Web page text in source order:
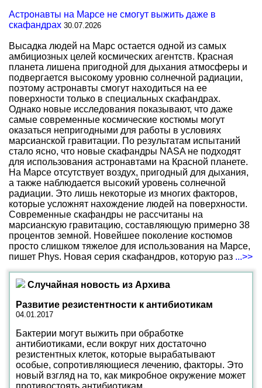
Астронавты на Марсе не смогут выжить даже в
скафандрах 30.07.2026
Высадка людей на Марс остается одной из самых
амбициозных целей космических агентств. Красная
планета лишена пригодной для дыхания атмосферы и
подвергается высокому уровню солнечной радиации,
поэтому астронавты смогут находиться на ее
поверхности только в специальных скафандрах.
Однако новые исследования показывают, что даже
самые современные космические костюмы могут
оказаться непригодными для работы в условиях
марсианской гравитации. По результатам испытаний
стало ясно, что новые скафандры NASA не подходят
для использования астронавтами на Красной планете.
На Марсе отсутствует воздух, пригодный для дыхания,
а также наблюдается высокий уровень солнечной
радиации. Это лишь некоторые из многих факторов,
которые усложнят нахождение людей на поверхности.
Современные скафандры не рассчитаны на
марсианскую гравитацию, составляющую примерно 38
процентов земной. Новейшее поколение костюмов
просто слишком тяжелое для использования на Марсе,
пишет Phys. Новая серия скафандров, которую раз ...>>
Случайная новость из Архива
Развитие резистентности к антибиотикам
04.01.2017
Бактерии могут выжить при обработке
антибиотиками, если вокруг них достаточно
резистентных клеток, которые вырабатывают
особые, сопротивляющиеся лечению, факторы. Это
новый взгляд на то, как микробное окружение может
противостоять антибиотикам.